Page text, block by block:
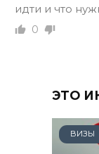
идти и что
0
ЭТО
ВИЗЫ